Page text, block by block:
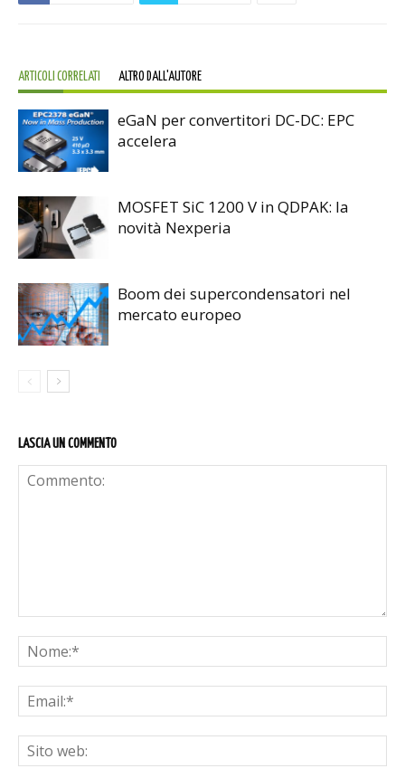
ARTICOLI CORRELATI ALTRO DALL'AUTORE
eGaN per convertitori DC-DC: EPC
accelera
MOSFET SiC 1200 V in QDPAK: la
novità Nexperia
Boom dei supercondensatori nel
mercato europeo
LASCIA UN COMMENTO